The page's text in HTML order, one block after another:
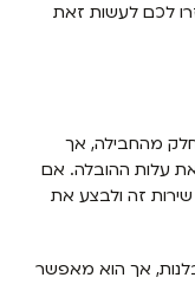
לכם לעשות זאת
מהחבילה, אך
עלות ההובלה. אם
זה ולבצע את
אך הוא מאפשר